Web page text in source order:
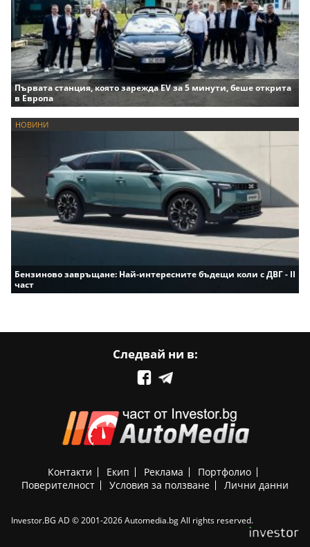
Първата станция, която зарежда EV за 5 минути, беше открита
в Европа
НОВИНИ
Бензиново завръщане: Най-интересните бъдещи коли с ДВГ - II
част
Следвай ни в:
Контакти Екип Реклама
Портфолио
Поверителност
Условия за ползване Лични данни
Investor.BG AD © 2001-2026 Automedia.bg All rights reserved.